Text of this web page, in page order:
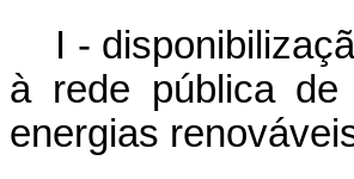
I -
à rede pública
energias